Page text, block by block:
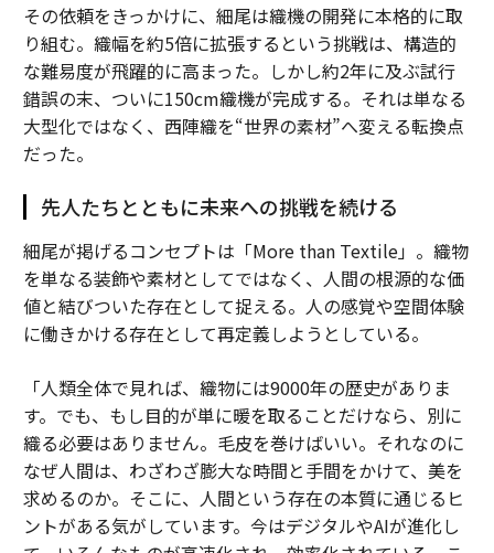
その依頼をきっかけに、細尾は織機の開発に本格的に取
り組む。織幅を約5倍に拡張するという挑戦は、構造的
な難易度が飛躍的に高まった。しかし約2年に及ぶ試行
錯誤の末、ついに150cm織機が完成する。それは単なる
大型化ではなく、西陣織を“世界の素材”へ変える転換点
だった。
先人たちとともに未来への挑戦を続ける
細尾が掲げるコンセプトは「More than Textile」。織物
を単なる装飾や素材としてではなく、人間の根源的な価
値と結びついた存在として捉える。人の感覚や空間体験
に働きかける存在として再定義しようとしている。
「人類全体で見れば、織物には9000年の歴史がありま
す。でも、もし目的が単に暖を取ることだけなら、別に
織る必要はありません。毛皮を巻けばいい。それなのに
なぜ人間は、わざわざ膨大な時間と手間をかけて、美を
求めるのか。そこに、人間という存在の本質に通じるヒ
ントがある気がしています。今はデジタルやAIが進化し